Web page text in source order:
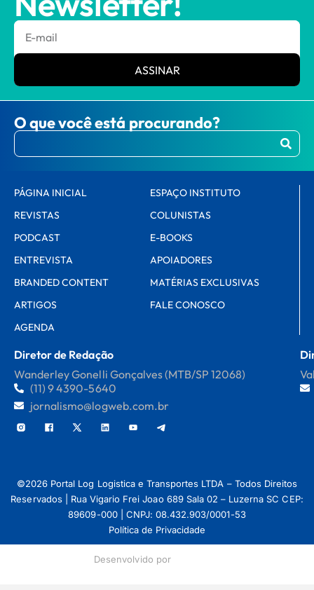
ASSINAR
O que você está procurando?
PÁGINA INICIAL
REVISTAS
PODCAST
ENTREVISTA
BRANDED CONTENT
ARTIGOS
AGENDA
ESPAÇO INSTITUTO
COLUNISTAS
E-BOOKS
APOIADORES
MATÉRIAS EXCLUSIVAS
FALE CONOSCO
Diretor de Redação
Wanderley Gonelli Gonçalves (MTB/SP 12068)
(11) 9 4390-5640
jornalismo@logweb.com.br
©2026 Portal Log Logistica e Transportes LTDA – Todos Direitos
Reservados | Rua Vigario Frei Joao 689 Sala 02 – Luzerna SC CEP:
89609-000 | CNPJ: 08.432.903/0001-53
Política de Privacidade
Desenvolvido por